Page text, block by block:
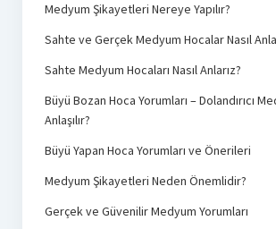
Medyum Şikayetleri Nereye Yapılır?
Sahte ve Gerçek Medyum Hocalar Nasıl
Sahte Medyum Hocaları Nasıl Anlarız?
Büyü Bozan Hoca Yorumları – Dolandırıcı
Anlaşılır?
Büyü Yapan Hoca Yorumları ve Önerileri
Medyum Şikayetleri Neden Önemlidir?
Gerçek ve Güvenilir Medyum Yorumları